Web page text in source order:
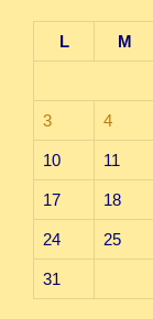
L
M
3 4
10 11
17 18
24 25
31